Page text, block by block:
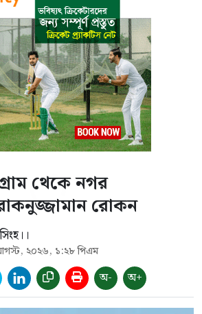
থেকে নগর
রোকন
২০২৬, ১:২৮ পিএম
অ- অ+